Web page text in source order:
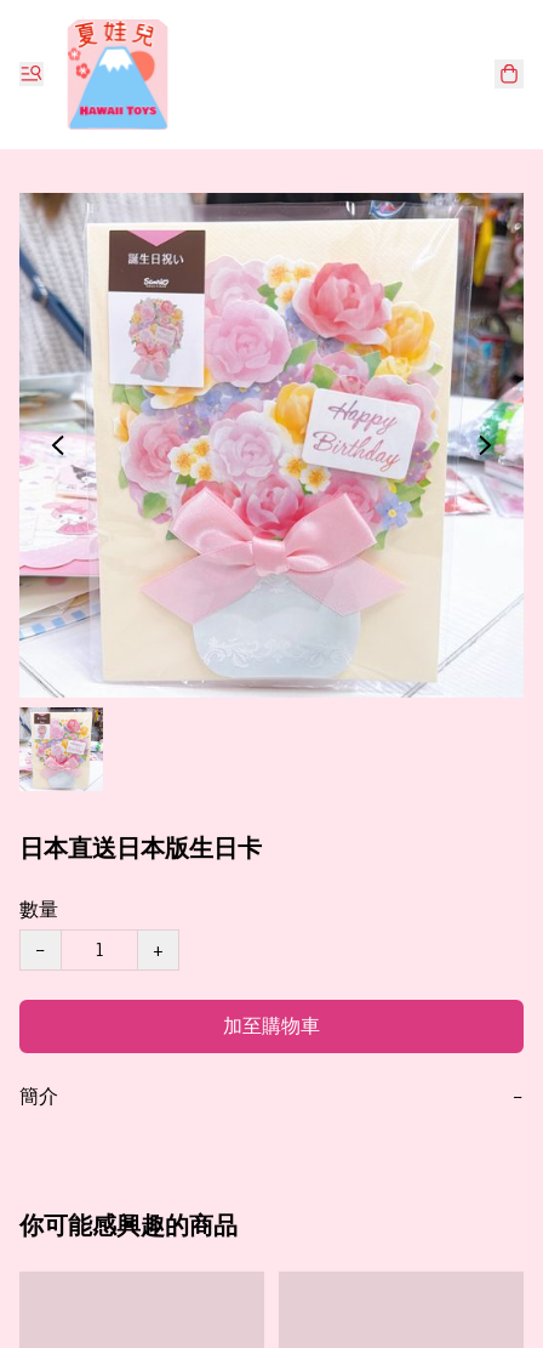
日本直送日本版生日卡
數量
−
+
加至購物車
簡介 −
你可能感興趣的商品